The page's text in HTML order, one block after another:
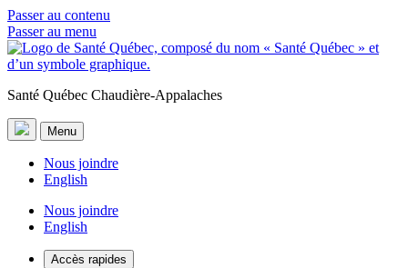
Passer au contenu
Passer au menu
Santé Québec Chaudière-Appalaches
Menu
Nous joindre
English
Nous joindre
English
Accès rapides